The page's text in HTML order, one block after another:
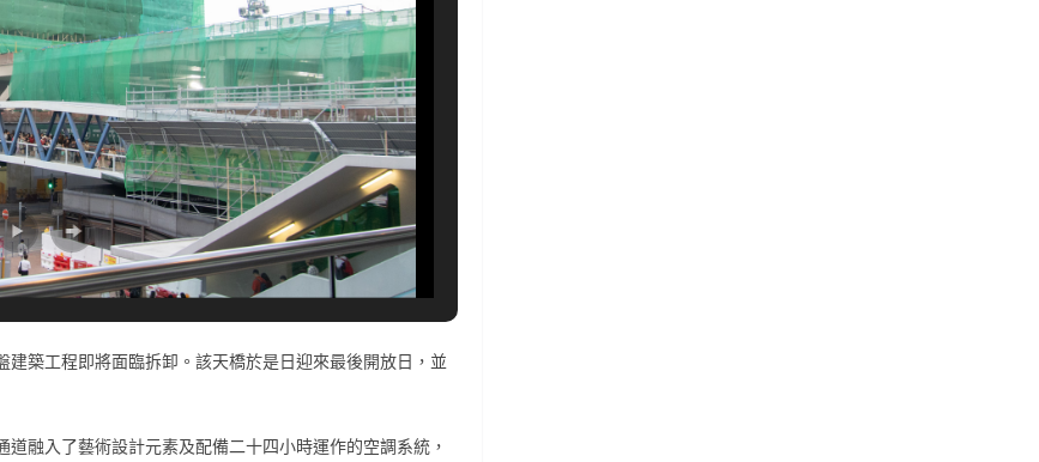
築工程即將面臨拆卸。該天橋於是日迎來最後開放日，並
融入了藝術設計元素及配備二十四小時運作的空調系統，